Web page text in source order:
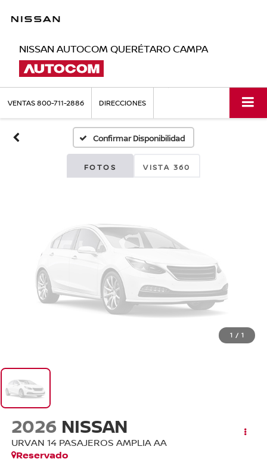
NISSAN AUTOCOM QUERÉTARO CAMPA
VENTAS800-711-2886 DIRECCIONES
Confirmar Disponibilidad
FOTOS VISTA 360
Disponibles
Por favor, revise luego
1 / 1
2026 NISSAN
URVAN 14 PASAJEROS AMPLIA AA
Reservado